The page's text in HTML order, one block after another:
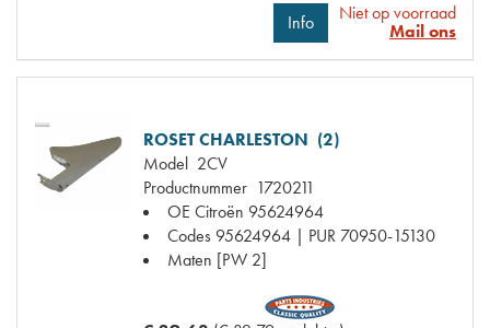
Info
Niet op voorraad
Mail ons
ROSET CHARLESTON (2)
Model 2CV
Productnummer 1720211
OE Citroën 95624964
Codes 95624964 | PUR 70950-15130
Maten [PW 2]